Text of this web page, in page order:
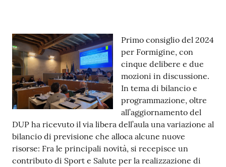
M
e
t
e
o
gli
argomenti...
Contenuto
Primo consiglio del 2024
per Formigine, con
cinque delibere e due
mozioni in discussione.
In tema di bilancio e
programmazione, oltre
all’aggiornamento del
DUP ha ricevuto il via libera dell’aula una variazione al
bilancio di previsione che alloca alcune nuove
risorse: Fra le principali novità, si recepisce un
contributo di Sport e Salute per la realizzazione di